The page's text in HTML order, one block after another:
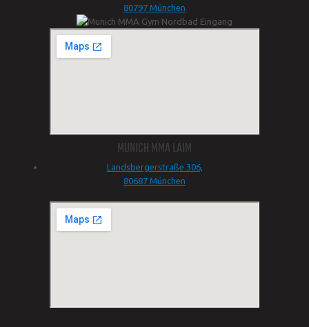
80797 München
MUNICH MMA LAIM
Landsbergerstraße 306,
80687 München